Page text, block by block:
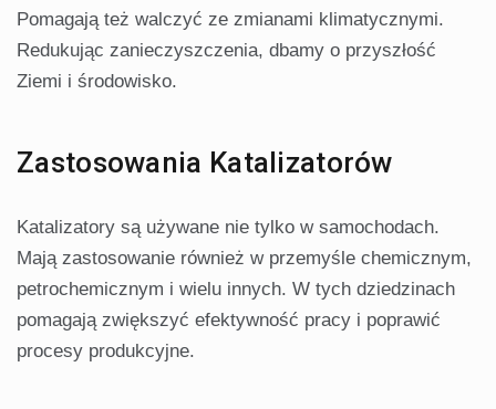
Pomagają też walczyć ze zmianami klimatycznymi.
Redukując zanieczyszczenia, dbamy o przyszłość
Ziemi i środowisko.
Zastosowania Katalizatorów
Katalizatory są używane nie tylko w samochodach.
Mają zastosowanie również w przemyśle chemicznym,
petrochemicznym i wielu innych. W tych dziedzinach
pomagają zwiększyć efektywność pracy i poprawić
procesy produkcyjne.